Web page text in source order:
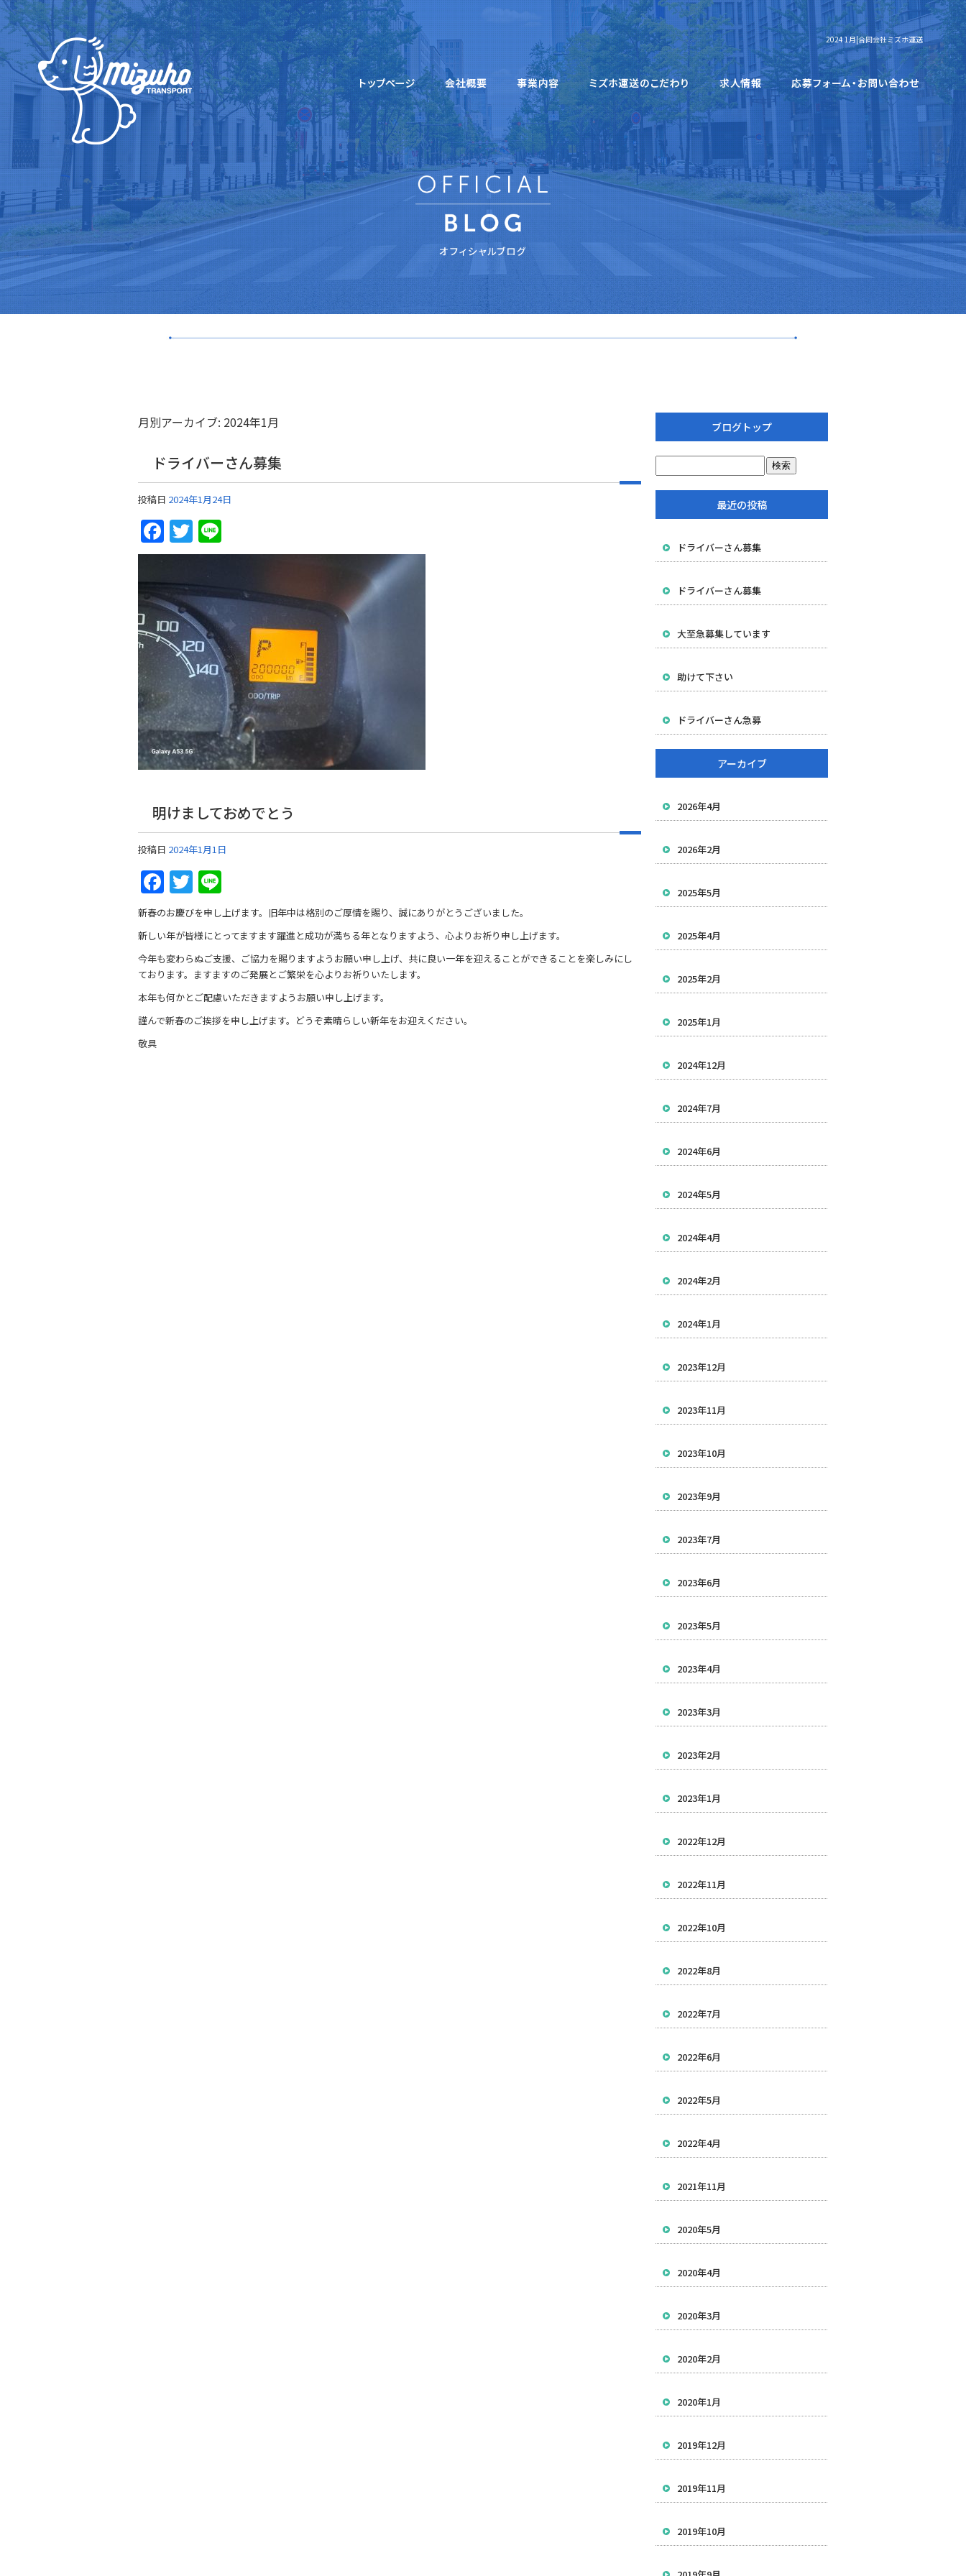
2024 1月|合同会社ミズホ運送
月別アーカイブ: 2024年1月
ドライバーさん募集
投稿日 2024年1月24日
Facebook
Twitter
明けましておめでとう
投稿日 2024年1月1日
Facebook
Twitter
新春のお慶びを申し上げます。旧年中は格別のご厚情を賜り、誠にありがとうございました。
新しい年が皆様にとってますます躍進と成功が満ちる年となりますよう、心よりお祈り申し上げます。
今年も変わらぬご支援、ご協力を賜りますようお願い申し上げ、共に良い一年を迎えることができることを楽しみにし
ております。ますますのご発展とご繁栄を心よりお祈りいたします。
本年も何かとご配慮いただきますようお願い申し上げます。
謹んで新春のご挨拶を申し上げます。どうぞ素晴らしい新年をお迎えください。
敬具
ブログトップ
最近の投稿
ドライバーさん募集
ドライバーさん募集
大至急募集しています
助けて下さい
ドライバーさん急募
アーカイブ
2026年4月
2026年2月
2025年5月
2025年4月
2025年2月
2025年1月
2024年12月
2024年7月
2024年6月
2024年5月
2024年4月
2024年2月
2024年1月
2023年12月
2023年11月
2023年10月
2023年9月
2023年7月
2023年6月
2023年5月
2023年4月
2023年3月
2023年2月
2023年1月
2022年12月
2022年11月
2022年10月
2022年8月
2022年7月
2022年6月
2022年5月
2022年4月
2021年11月
2020年5月
2020年4月
2020年3月
2020年2月
2020年1月
2019年12月
2019年11月
2019年10月